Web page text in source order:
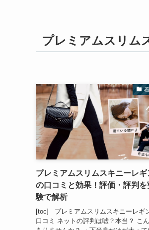
プレミアムスリム
プレミアムスリムスキニーレギ
の口コミと効果！評価・評判を
験で解析
[toc] プレミアムスリムスキニーレギ
口コミ ネットの評判は嘘？本当？ こ